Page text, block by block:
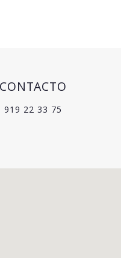
CONTACTO
919 22 33 75